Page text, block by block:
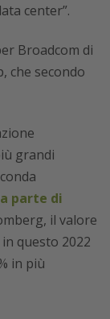
center”.
Broadcom di
che secondo
grandi
parte di
il valore
questo 2022
in più